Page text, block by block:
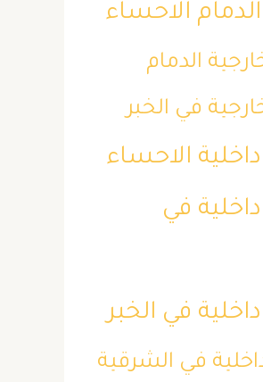
الاحساء
الدمام
في الخبر
الاحساء
في
في الخبر
في الشرقية